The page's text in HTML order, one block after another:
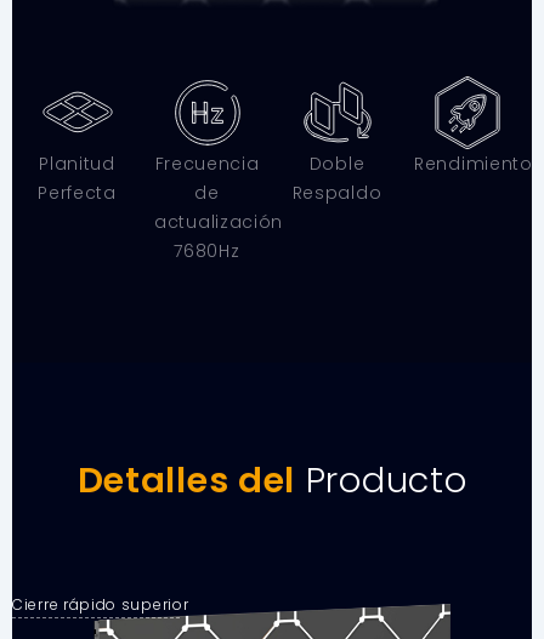
Planitud
Perfecta
Frecuencia
de
actualización
7680Hz
Doble
Respaldo
Rendimiento
Detalles del Producto
Cierre rápido superior